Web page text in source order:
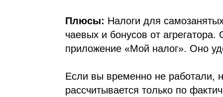
Плюсы: Налоги для
чаевых и бонусов от
приложение «Мой налог». Оно
Если вы временно не работали,
рассчитывается только по